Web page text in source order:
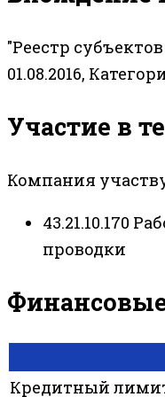
"Реестр
01.08.2016,
Участие в
Компания
43.21.10.170
проводки
Кредитный